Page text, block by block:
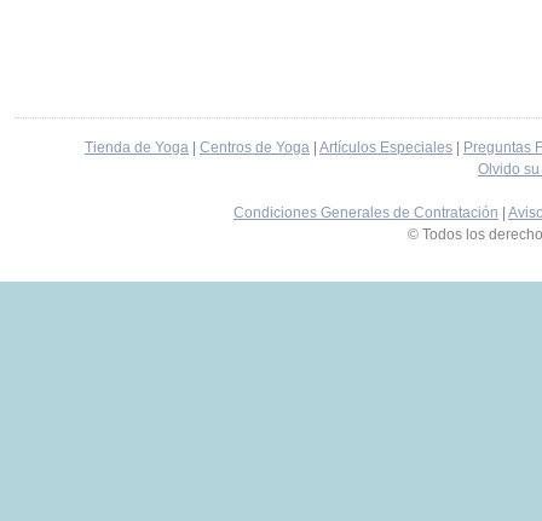
Tienda de Yoga Centros de Yoga Artículos Especiales
Preguntas
Olvido
Condiciones Generales de Contratación
© Todos los